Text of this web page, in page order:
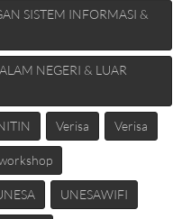
SISTEM INFORMASI &
NEGERI & LUAR
Verisa Verisa
UNESAWIFI